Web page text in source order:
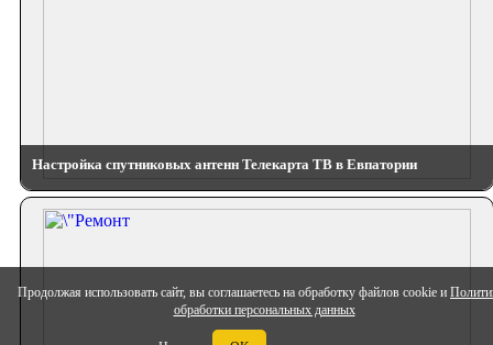
Продолжая использовать сайт, вы соглашаетесь на обработку файлов cookie и
обработки персональных данных
Настройка спутниковых антенн Телекарта ТВ в Евпатории